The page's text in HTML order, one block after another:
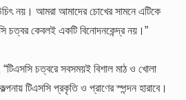
নয়। আমরা আমাদের চোখের সামনে এটিকে
চত্বর কেবলই একটি বিনোদনকেন্দ্র নয়।”
চত্বরে সবসময়ই বিশাল মাঠ ও খোলা
টিএসসি প্রকৃতি ও প্রাণের স্পন্দন হারাবে।